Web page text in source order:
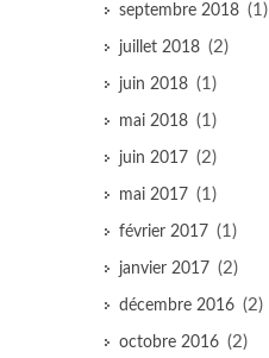
septembre 2018 (1)
juillet 2018 (2)
juin 2018 (1)
mai 2018 (1)
juin 2017 (2)
mai 2017 (1)
février 2017 (1)
janvier 2017 (2)
décembre 2016 (2)
octobre 2016 (2)